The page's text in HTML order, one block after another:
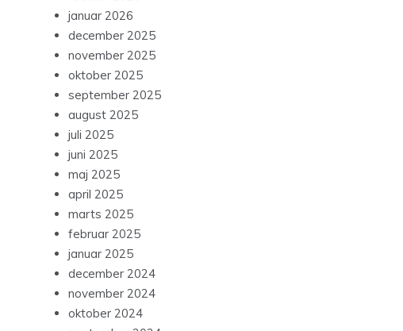
januar 2026
december 2025
november 2025
oktober 2025
september 2025
august 2025
juli 2025
juni 2025
maj 2025
april 2025
marts 2025
februar 2025
januar 2025
december 2024
november 2024
oktober 2024